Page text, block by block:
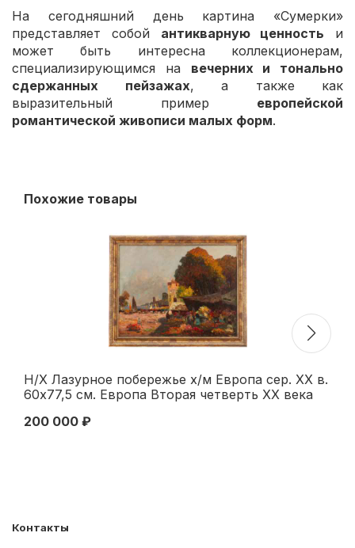
На сегодняшний день картина «Сумерки»
представляет собой антикварную ценность и
может быть интересна коллекционерам,
специализирующимся на вечерних и тонально
сдержанных пейзажах, а также как
выразительный пример европейской
романтической живописи малых форм.
Похожие товары
Н/Х Лазурное побережье х/м Европа сер. ХХ в.
60x77,5 см. Европа Вторая четверть XX века
200 000 ₽
Контакты